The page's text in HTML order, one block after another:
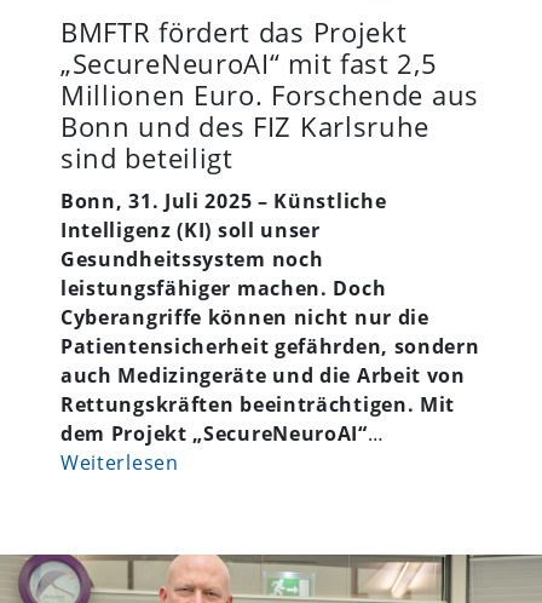
BMFTR fördert das Projekt
„SecureNeuroAI“ mit fast 2,5
Millionen Euro. Forschende aus
Bonn und des FIZ Karlsruhe
sind beteiligt
Bonn, 31. Juli 2025 – Künstliche
Intelligenz (KI) soll unser
Gesundheitssystem noch
leistungsfähiger machen. Doch
Cyberangriffe können nicht nur die
Patientensicherheit gefährden, sondern
auch Medizingeräte und die Arbeit von
Rettungskräften beeinträchtigen. Mit
dem Projekt „SecureNeuroAI“…
Weiterlesen